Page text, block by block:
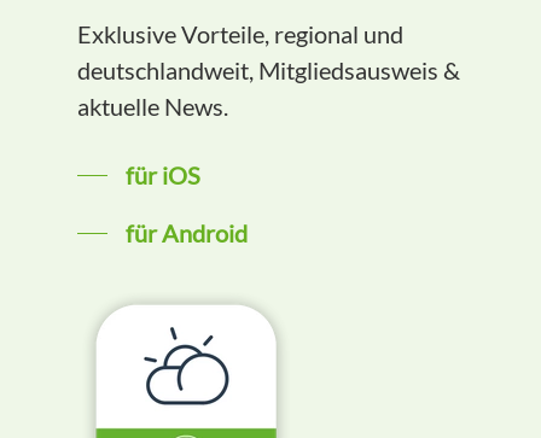
Exklusive Vorteile, regional und
deutschlandweit, Mitgliedsausweis &
aktuelle News.
für iOS
für Android